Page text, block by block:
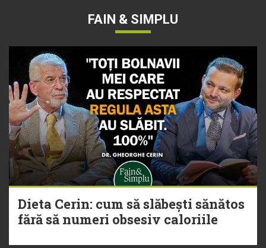
FAIN & SIMPLU
Dieta Cerin: cum să slăbești sănătos
fără să numeri obsesiv caloriile